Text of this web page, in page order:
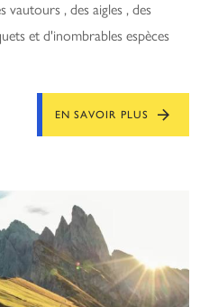
vautours , des aigles , des
et d'inombrables espèces
EN SAVOIR PLUS